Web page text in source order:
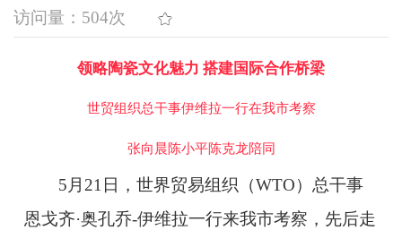
访问量： 504次
领略陶瓷文化魅力 搭建国际合作桥梁
世贸组织总干事伊维拉一行在我市考察
张向晨陈小平陈克龙陪同
5月21日，世界贸易组织（WTO）总干事
恩戈齐·奥孔乔-伊维拉一行来我市考察，先后走